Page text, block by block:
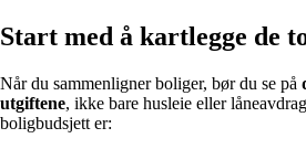
Start med å kartlegge de
Når du sammenligner boliger, bør du se på
utgiftene, ikke bare husleie eller
boligbudsjett er: